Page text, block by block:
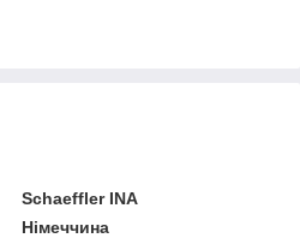
Schaeffler INA
Німеччина